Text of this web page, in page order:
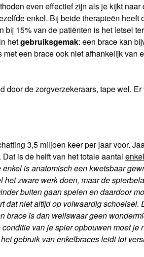
even effectief zijn als je kijkt naar
enkel. Bij beide therapieën heeft
bij 15% van de patiënten is het letsel
hetgebruiksgemak: een brace kan
een brace ook niet afhankelijk van
door de zorgverzekeraars, tape wel.
3,5 miljoen keer per jaar voor.
is de helft van het totale aantal
enkel is anatomisch een kwetsbaar
het zware werk doen, maar de
buiten gaan spelen en daardoor
dat niet altijd op volwaardig schoeisel.
brace is dan weliswaar geen
van je spier opbouwen moet je
gebruik van enkelbraces leidt tot